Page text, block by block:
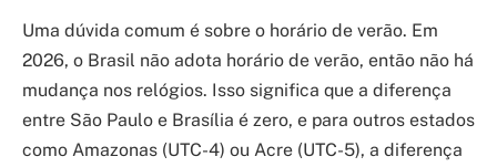
Uma dúvida comum é sobre o horário de verão. Em
2026, o Brasil não adota horário de verão, então não há
mudança nos relógios. Isso significa que a diferença
entre São Paulo e Brasília é zero, e para outros estados
como Amazonas (UTC-4) ou Acre (UTC-5), a diferença